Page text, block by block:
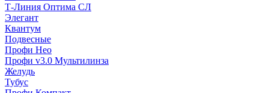
Т-Линия Оптима СЛ
Элегант
Квантум
Подвесные
Профи Нео
Профи v3.0 Мультилинза
Желудь
Тубус